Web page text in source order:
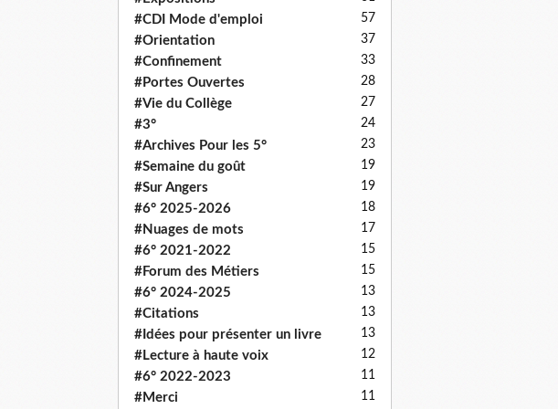
#CDI Mode d'emploi 57
#Orientation 37
#Confinement 33
#Portes Ouvertes 28
#Vie du Collège 27
#3° 24
#Archives Pour les 5° 23
#Semaine du goût 19
#Sur Angers 19
#6° 2025-2026 18
#Nuages de mots 17
#6° 2021-2022 15
#Forum des Métiers 15
#6° 2024-2025 13
#Citations 13
#Idées pour présenter un livre 13
#Lecture à haute voix 12
#6° 2022-2023 11
#Merci 11